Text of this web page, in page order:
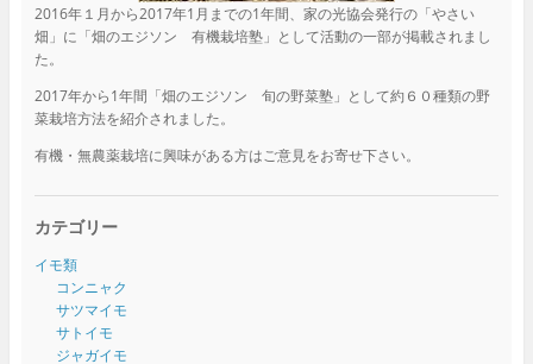
2016年１月から2017年1月までの1年間、家の光協会発行の「やさい
畑」に「畑のエジソン 有機栽培塾」として活動の一部が掲載されまし
た。
2017年から1年間「畑のエジソン 旬の野菜塾」として約６０種類の野
菜栽培方法を紹介されました。
有機・無農薬栽培に興味がある方はご意見をお寄せ下さい。
カテゴリー
イモ類
コンニャク
サツマイモ
サトイモ
ジャガイモ